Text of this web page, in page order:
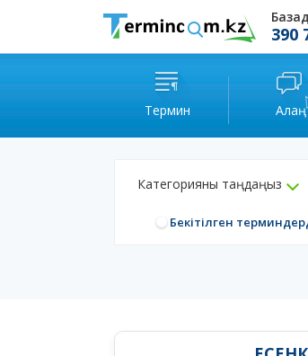
390
Термин Алаң
Категорияны таңдаңыз
Бекітілген